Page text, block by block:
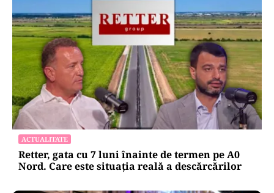
ACTUALITATE
Retter, gata cu 7 luni înainte de termen pe A0
Nord. Care este situația reală a descărcărilor